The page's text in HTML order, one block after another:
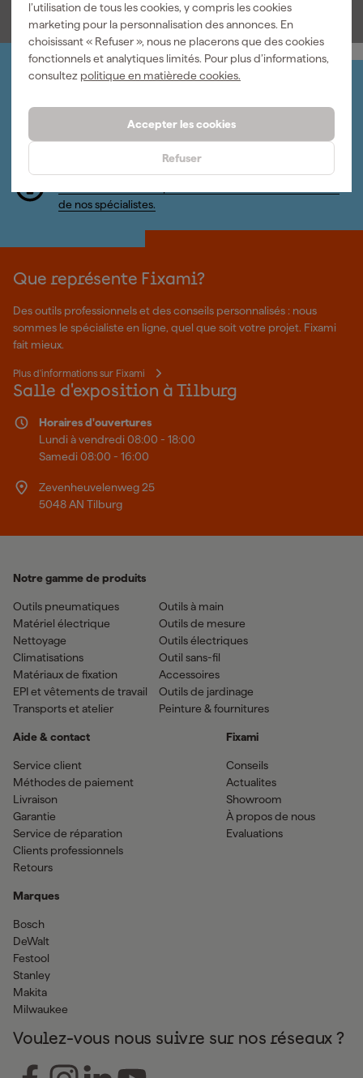
l’utilisation de tous les cookies, y compris les cookies
marketing pour la personnalisation des annonces. En
choisissant « Refuser », nous ne placerons que des cookies
fonctionnels et analytiques limités. Pour plus d’informations,
consultez politique en matièrede cookies.
Accepter les cookies
Refuser
Organisez-le vous-même
Abonnez-vous à la newsletter hebdomadaire
de nos spécialistes.
Que représente Fixami?
Des outils professionnels et des conseils personnalisés : nous
sommes le spécialiste en ligne, quel que soit votre projet. Fixami
fait mieux.
Plus d'informations sur Fixami
Salle d'exposition à Tilburg
Horaires d'ouvertures
Lundi à vendredi 08:00 - 18:00
Samedi 08:00 - 16:00
Zevenheuvelenweg 25
5048 AN Tilburg
Notre gamme de produits
Outils pneumatiques
Matériel électrique
Nettoyage
Climatisations
Matériaux de fixation
EPI et vêtements de travail
Transports et atelier
Outils à main
Outils de mesure
Outils électriques
Outil sans-fil
Accessoires
Outils de jardinage
Peinture & fournitures
Aide & contact
Service client
Méthodes de paiement
Livraison
Garantie
Service de réparation
Clients professionnels
Retours
Marques
Bosch
DeWalt
Festool
Stanley
Makita
Milwaukee
Fixami
Conseils
Actualites
Showroom
À propos de nous
Evaluations
Voulez-vous nous suivre sur nos réseaux ?